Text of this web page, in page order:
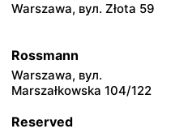
Netto
Olszankowa 56
Netto
Jadowska 47D
Warszawa, вул. Złota 59
Rossmann
Warszawa, вул.
Marszałkowska 104/122
Reserved